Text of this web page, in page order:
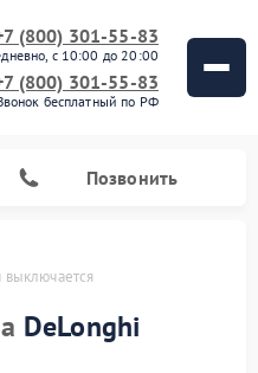
(800) 301-55-83
с 10:00 до 20:00
(800) 301-55-83
бесплатный по РФ
Позвонить
выключается
DeLonghi